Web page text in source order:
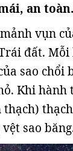
an toàn.
vụn
đất.
sao
Khi
sao